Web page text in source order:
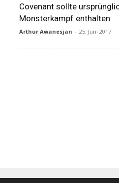
Covenant sollte
Monsterkampf enthalten
Arthur Awanesjan - 25. Juni 2017